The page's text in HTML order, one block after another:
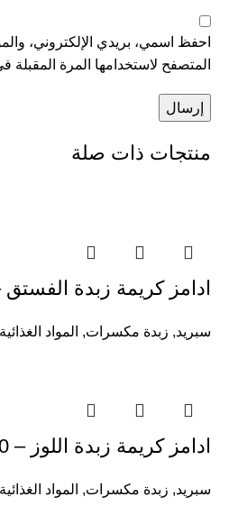
احفظ اسمي، بريدي الإلكتروني،
المتصفح لاستخدامها المرة المقبلة
منتجات ذات صلة
ادامز كريمة زبدة الفستق – 200
سبريد, زبدة مكسرات, المواد الغذائية
ادامز كريمة زبدة اللوز – 200 جم
سبريد, زبدة مكسرات, المواد الغذائية